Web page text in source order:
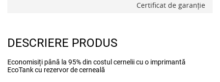
Certificat de garanţie
DESCRIERE PRODUS
Economisiți până la 95% din costul cernelii cu o imprimantă
EcoTank cu rezervor de cerneală